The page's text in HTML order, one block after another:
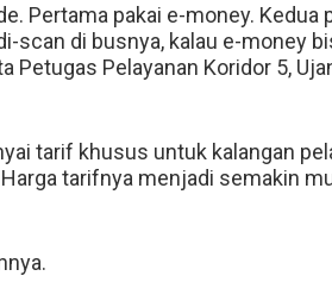
Pertama pakai e-money. Kedua
scan di busnya, kalau e-money
Petugas Pelayanan Koridor 5,
tarif khusus untuk kalangan
tarifnya menjadi semakin